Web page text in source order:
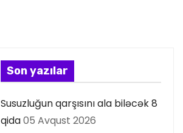
Son yazılar
Susuzluğun qarşısını ala biləcək 8
qida05 Avqust 2026